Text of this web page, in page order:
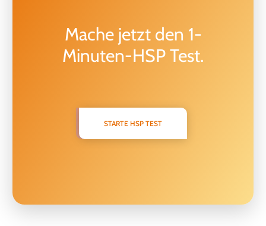
Mache jetzt den 1-
Minuten-HSP Test.
STARTE HSP TEST